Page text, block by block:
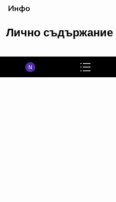
Инфо
Лично съдържание